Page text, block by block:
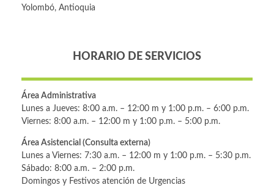
Yolombó, Antioquia
HORARIO DE SERVICIOS
Área Administrativa
Lunes a Jueves: 8:00 a.m. – 12:00 m y 1:00 p.m. – 6:00 p.m.
Viernes: 8:00 a.m. – 12:00 m y 1:00 p.m. – 5:00 p.m.
Área Asistencial (Consulta externa)
Lunes a Viernes: 7:30 a.m. – 12:00 m y 1:00 p.m. – 5:30 p.m.
Sábado: 8:00 a.m. – 2:00 p.m.
Domingos y Festivos atención de Urgencias